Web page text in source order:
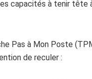
capacités à tenir tête
Pas à Mon Poste
de reculer :